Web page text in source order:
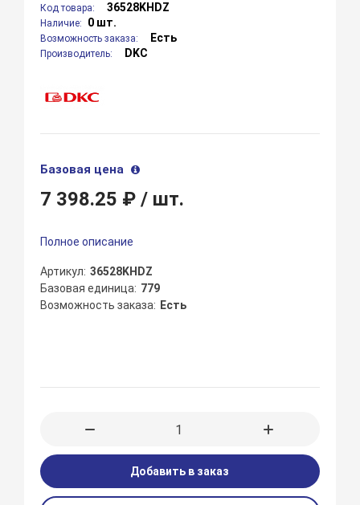
Код товара: 36528KHDZ
Наличие: 0 шт.
Возможность заказа: Есть
Производитель: DKC
Базовая цена
7 398.25 ₽/ шт.
Полное описание
Артикул 36528KHDZ
Базовая единица 779
Возможность заказа
Есть
Добавить в заказ